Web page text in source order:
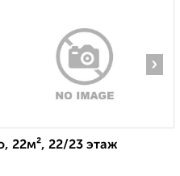
›
22м², 22/23 этаж